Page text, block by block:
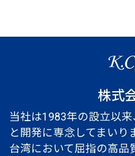
株式
当社は1983年の設立以
と開発に専念してまいり
台湾において屈指の高品